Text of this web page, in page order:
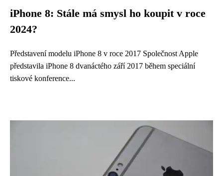
iPhone 8: Stále má smysl ho koupit v roce
2024?
Představení modelu iPhone 8 v roce 2017 Společnost Apple
představila iPhone 8 dvanáctého září 2017 během speciální
tiskové konference...